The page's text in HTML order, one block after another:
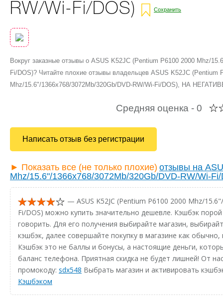
RW/Wi-Fi/DOS)
Сохранить
Вокруг заказные отзывы о ASUS K52JC (Pentium P6100 2000 Mhz/
Fi/DOS)? Читайте плохие отзывы владельцев ASUS K52JC (Pentium
Mhz/15.6"/1366x768/3072Mb/320Gb/DVD-RW/Wi-Fi/DOS), НА
Средняя оценка - 0
Написать отзыв без регистрации
► Показать все (не только плохие) отзывы на
Mhz/15.6"/1366x768/3072Mb/320Gb/DVD-RW/Wi-
— ASUS K52JC (Pentium P6100 2000 Mhz/
Fi/DOS) можно купить значительно дешевле. Кэшбэк
говорить. Для его получения выбирайте магазин,
кэшбэк, далее совершайте покупку в магазине как
Кэшбэк это не баллы и бонусы, а настоящие деньги,
баланс телефона. Приятная скидка не будет лишней! От
промокоду: sdx548 Выбрать магазин и активировать
Кэшбэком